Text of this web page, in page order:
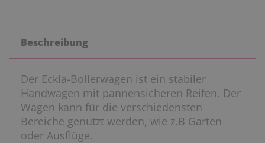
Beschreibung
Der Eckla-Bollerwagen ist ein stabiler
Handwagen mit pannensicheren Reifen. Der
Wagen kann für die verschiedensten
Bereiche genutzt werden, wie z.B Garten
oder Ausflüge.